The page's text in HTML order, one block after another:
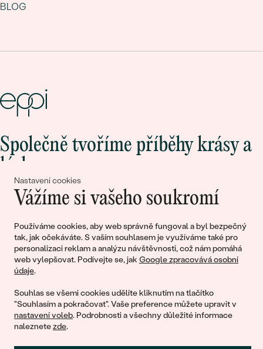
Nastavení cookies
Vážíme si vašeho soukromí
Používáme cookies, aby web správně fungoval a byl bezpečný
tak, jak očekáváte. S vaším souhlasem je využíváme také pro
personalizaci reklam a analýzu návštěvnosti, což nám pomáhá
web vylepšovat. Podívejte se, jak Google zpracovává osobní
údaje.
Souhlas se všemi cookies udělíte kliknutím na tlačítko
"Souhlasím a pokračovat". Vaše preference můžete upravit v
nastavení voleb. Podrobnosti a všechny důležité informace
naleznetezde.
BLOG
Společně tvoříme příběhy krásy a
lásky
Připojte se k nám!
© 2011 - 2026, Eppi.cz